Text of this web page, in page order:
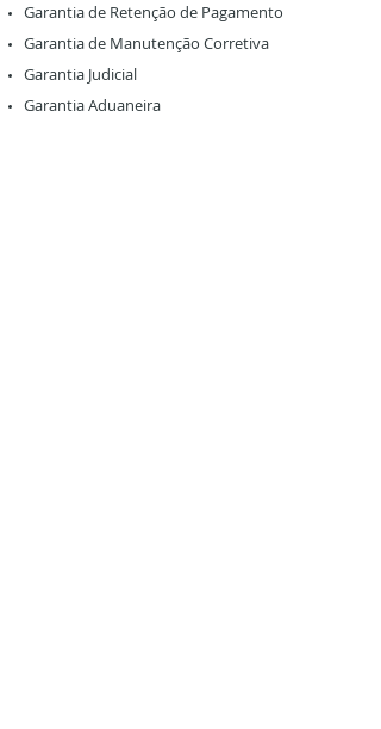
Garantia de Retenção de Pagamento
Garantia de Manutenção Corretiva
Garantia Judicial
Garantia Aduaneira